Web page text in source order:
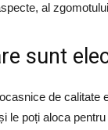
al
sunt
de
le poți aloca